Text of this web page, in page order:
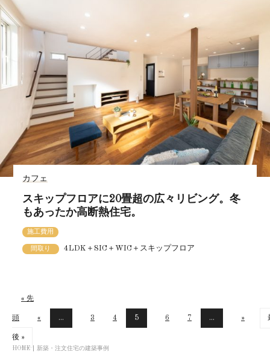
カフェ
スキップフロアに20畳超の広々リビング。冬
もあったか高断熱住宅。
施工費用
間取り 4LDK＋SIC＋WIC＋スキップフロア
« 先
頭 « ... 3 4 5 6 7 ... »
後 »
HOME 新築・注文住宅の建築事例